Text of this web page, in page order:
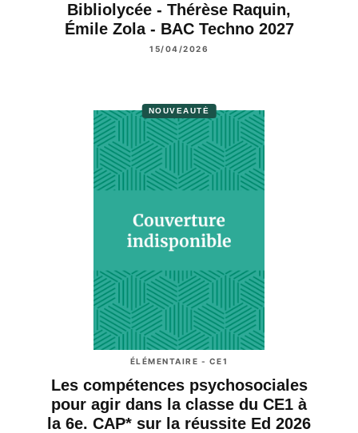
Bibliolycée - Thérèse Raquin,
Émile Zola - BAC Techno 2027
15/04/2026
NOUVEAUTÉ
ÉLÉMENTAIRE - CE1
Les compétences psychosociales
pour agir dans la classe du CE1 à
la 6e. CAP* sur la réussite Ed 2026